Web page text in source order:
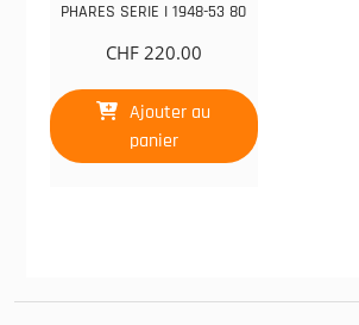
PHARES SERIE I 1948-53 80
CHF220.00
Ajouter au
panier